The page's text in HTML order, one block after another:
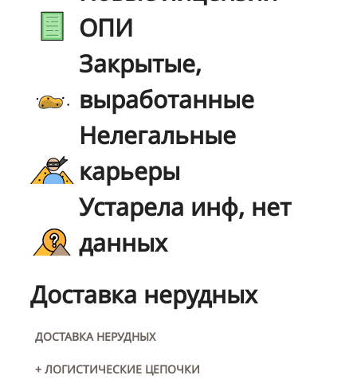
ОПИ
Закрытые,
выработанные
Нелегальные
карьеры
Устарела инф, нет
данных
Доставка нерудных
ДОСТАВКА НЕРУДНЫХ
+ ЛОГИСТИЧЕСКИЕ ЦЕПОЧКИ